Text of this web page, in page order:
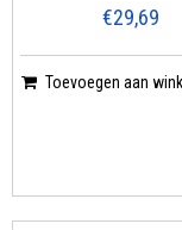
€29,69
Toevoegen aan